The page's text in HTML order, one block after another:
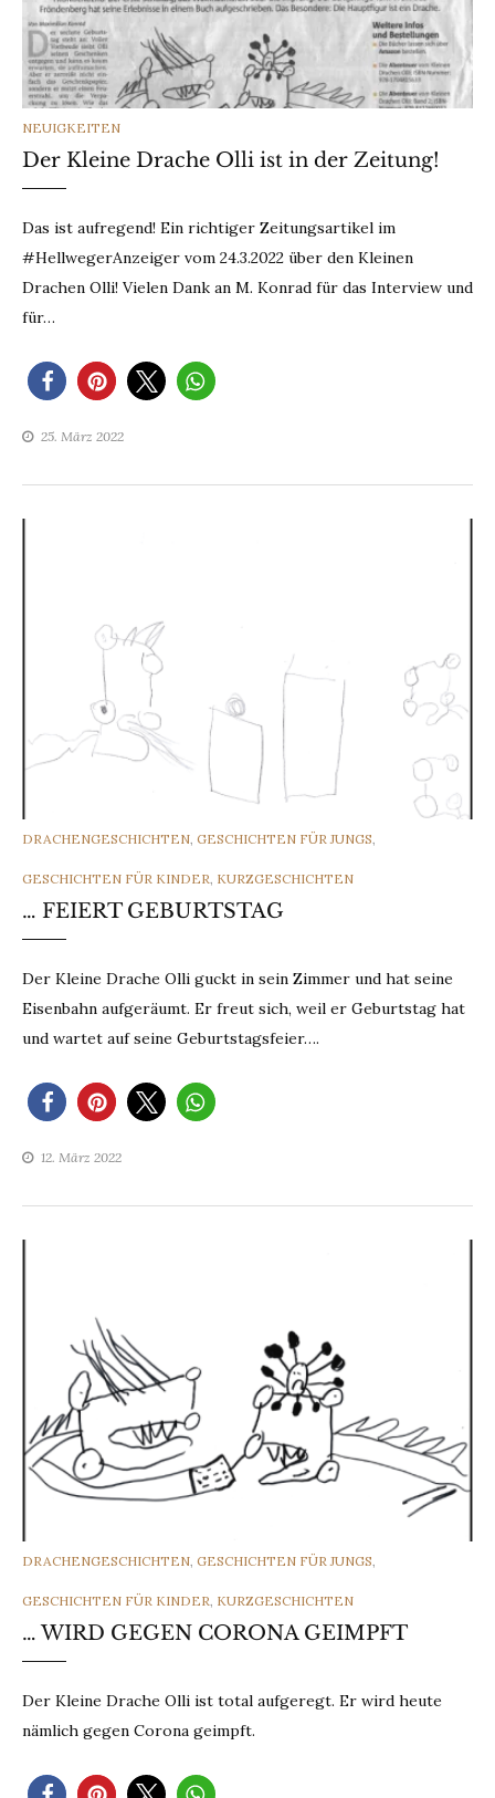
CATEGORIES
NEUIGKEITEN
Der Kleine Drache Olli ist in der Zeitung!
Das ist aufregend! Ein richtiger Zeitungsartikel im
#HellwegerAnzeiger vom 24.3.2022 über den Kleinen
Drachen Olli! Vielen Dank an M. Konrad für das Interview und
für…
25. März 2022
CATEGORIES
DRACHENGESCHICHTEN, GESCHICHTEN FÜR JUNGS,
GESCHICHTEN FÜR KINDER, KURZGESCHICHTEN
… FEIERT GEBURTSTAG
Der Kleine Drache Olli guckt in sein Zimmer und hat seine
Eisenbahn aufgeräumt. Er freut sich, weil er Geburtstag hat
und wartet auf seine Geburtstagsfeier….
12. März 2022
CATEGORIES
DRACHENGESCHICHTEN GESCHICHTEN FÜR JUNGS
GESCHICHTEN FÜR KINDER KURZGESCHICHTEN
… WIRD GEGEN CORONA GEIMPFT
Der Kleine Drache Olli ist total aufgeregt. Er wird heute
nämlich gegen Corona geimpft.